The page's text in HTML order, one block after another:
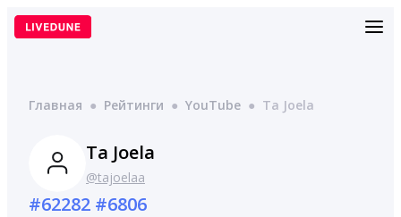
Перейти
Главная ● Рейтинги ● YouTube ● Ta Joela
Ta Joela
@tajoelaa
#62282 #6806